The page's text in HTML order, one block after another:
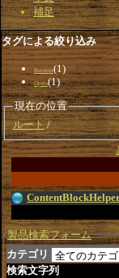
補足
タグによる絞り込み
Browser(1)
Opera(1)
現在の位置
ルート
製品検索フォーム
カテゴリ
検索文字列